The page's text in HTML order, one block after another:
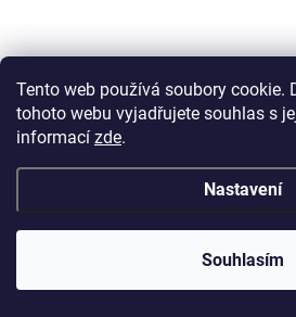
Tento web používá soubory cookie.
tohoto webu vyjadřujete souhlas s
informací zde.
Nastavení
Souhlasím